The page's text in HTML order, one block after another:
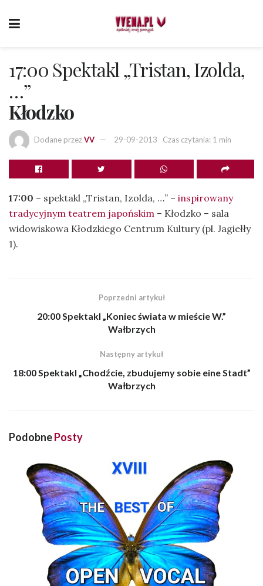
17:00 Spektakl „Tristan, Izolda,
…”
Kłodzko
Dodane przezVV 29-09-2013 Czas czytania: 1 min
17:00 – spektakl „Tristan, Izolda, …” – inspirowany
tradycyjnym teatrem japońskim – Kłodzko – sala
widowiskowa Kłodzkiego Centrum Kultury (pl. Jagiełły
1).
Poprzedni artykuł
20:00 Spektakl „Koniec świata w mieście W.”
Wałbrzych
Następny artykuł
18:00 Spektakl „Chodźcie, zbudujemy sobie eine Stadt”
Wałbrzych
PodobnePosty